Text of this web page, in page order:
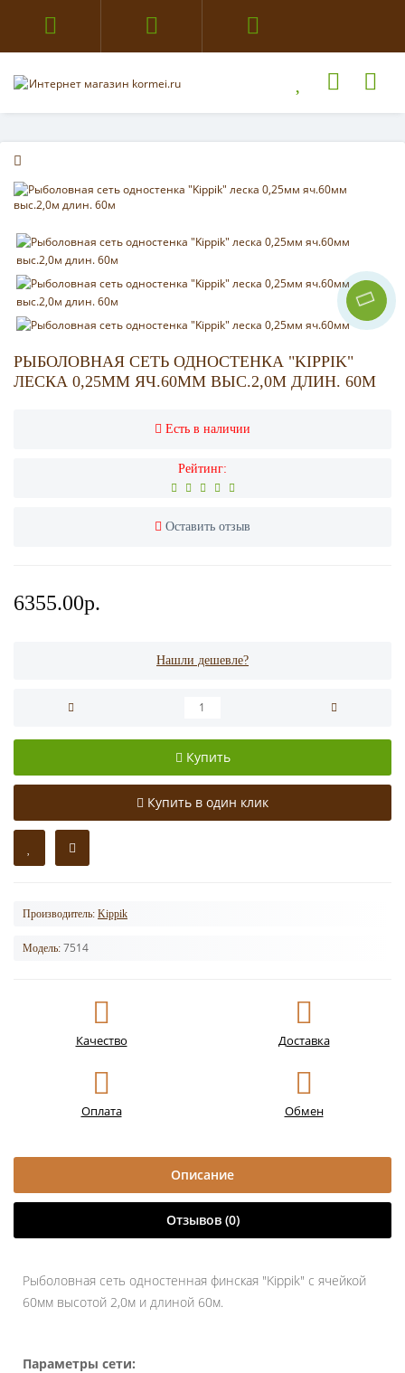
РЫБОЛОВНАЯ СЕТЬ ОДНОСТЕНКА "KIPPIK"
ЛЕСКА 0,25ММ ЯЧ.60ММ ВЫС.2,0М ДЛИН. 60М
Есть в наличии
Рейтинг:
Оставить отзыв
6355.00р.
Нашли дешевле?
Купить
Купить в один клик
Производитель: Kippik
Модель: 7514
Качество Доставка
Оплата Обмен
Описание
Отзывов (0)
Рыболовная сеть одностенная финская "Kippik" с ячейкой
60мм высотой 2,0м и длиной 60м.
Параметры сети: